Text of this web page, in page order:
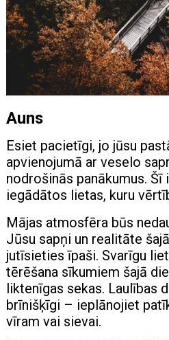
Auns
Esiet pacietīgi, jo jūsu
apvienojumā ar veselo
nodrošinās panākumus. Šī
iegādātos lietas, kuru
Mājas atmosfēra būs
Jūsu sapņi un realitāte
jutīsieties īpaši. Svarīgu
tērēšana sīkumiem šajā
liktenīgas sekas. Laulības
brīnišķīgi – ieplānojiet
vīram vai sievai.